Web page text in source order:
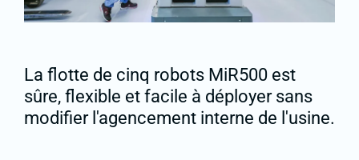
La flotte de cinq robots MiR500 est
sûre, flexible et facile à déployer sans
modifier l'agencement interne de l'usine.